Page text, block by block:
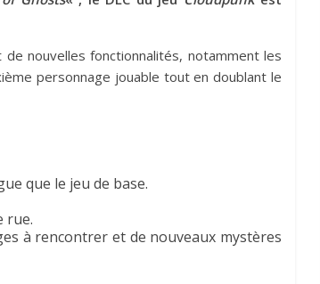
nouvelles fonctionnalités, notamment les
personnage jouable tout en doublant le
que le jeu de base.
rue.
à rencontrer et de nouveaux mystères